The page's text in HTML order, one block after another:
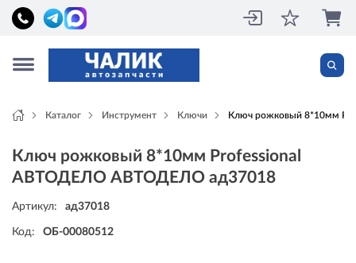
Каталог Инструмент Ключи Ключ рожковый 8*10мм
Ключ рожковый 8*10мм Professional
АВТОДЕЛО АВТОДЕЛО ад37018
Артикул: ад37018
Код: ОБ-00080512